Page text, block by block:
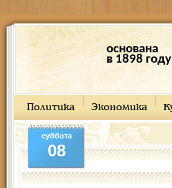
основана
в 1898 году
Политика Экономика
суббота
08